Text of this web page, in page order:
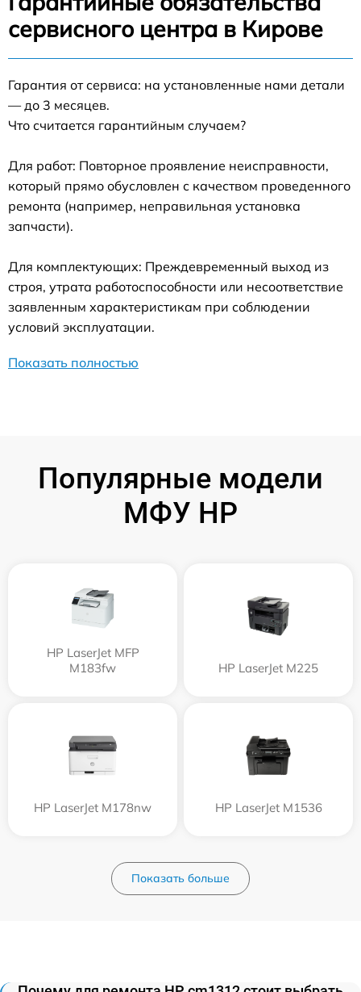
сервисного центра в Кирове
Гарантия от сервиса: на установленные нами детали
— до 3 месяцев.
Что считается гарантийным случаем?
Для работ: Повторное проявление неисправности,
который прямо обусловлен с качеством проведенного
ремонта (например, неправильная установка
запчасти).
Для комплектующих: Преждевременный выход из
строя, утрата работоспособности или несоответствие
заявленным характеристикам при соблюдении
условий эксплуатации.
Показать полностью
Популярные модели
МФУ HP
HP LaserJet MFP
M183fw
HP LaserJet M225
HP LaserJet M178nw HP LaserJet M1536
Показать больше